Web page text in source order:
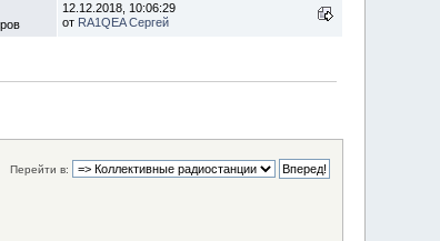
12.12.2018, 10:06:29
от RA1QEA Сергей
Перейти в: